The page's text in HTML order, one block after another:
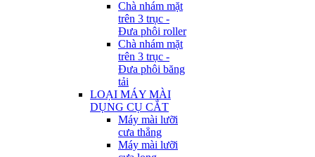
Chà nhám mặt
trên 3 trục -
Đưa phôi roller
Chà nhám mặt
trên 3 trục -
Đưa phôi băng
tải
LOẠI MÁY MÀI
DỤNG CỤ CẮT
Máy mài lưỡi
cưa thẳng
Máy mài lưỡi